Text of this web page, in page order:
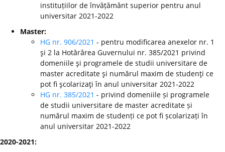
instituțiilor de învățământ superior pentru anul
universitar 2021-2022
Master:
HG nr. 906/2021 - pentru modificarea anexelor nr. 1
şi 2 la Hotărârea Guvernului nr. 385/2021 privind
domeniile şi programele de studii universitare de
master acreditate şi numărul maxim de studenţi ce
pot fi şcolarizaţi în anul universitar 2021-2022
HG nr. 385/2021 - privind domeniile și programele
de studii universitare de master acreditate și
numărul maxim de studenți ce pot fi școlarizați în
anul universitar 2021-2022
2020-2021: